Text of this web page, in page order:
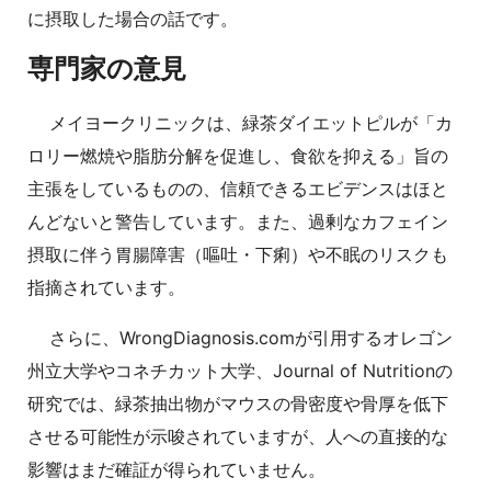
に摂取した場合の話です。
専門家の意見
メイヨークリニックは、緑茶ダイエットピルが「カ
ロリー燃焼や脂肪分解を促進し、食欲を抑える」旨の
主張をしているものの、信頼できるエビデンスはほと
んどないと警告しています。また、過剰なカフェイン
摂取に伴う胃腸障害（嘔吐・下痢）や不眠のリスクも
指摘されています。
さらに、WrongDiagnosis.comが引用するオレゴン
州立大学やコネチカット大学、Journal of Nutritionの
研究では、緑茶抽出物がマウスの骨密度や骨厚を低下
させる可能性が示唆されていますが、人への直接的な
影響はまだ確証が得られていません。